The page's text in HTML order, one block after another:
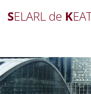
SELARL de K